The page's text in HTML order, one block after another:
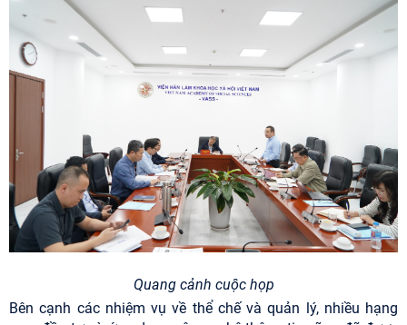
Quang cảnh cuộc họp
Bên cạnh các nhiệm vụ về thể chế và quản lý, nhiều hạng